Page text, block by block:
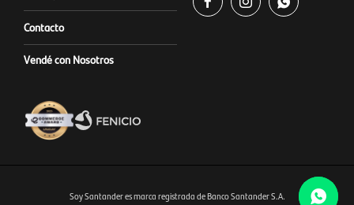
Contacto
Vendé con Nosotros
Soy Santander es marca registrada de Banco Santander S.A.